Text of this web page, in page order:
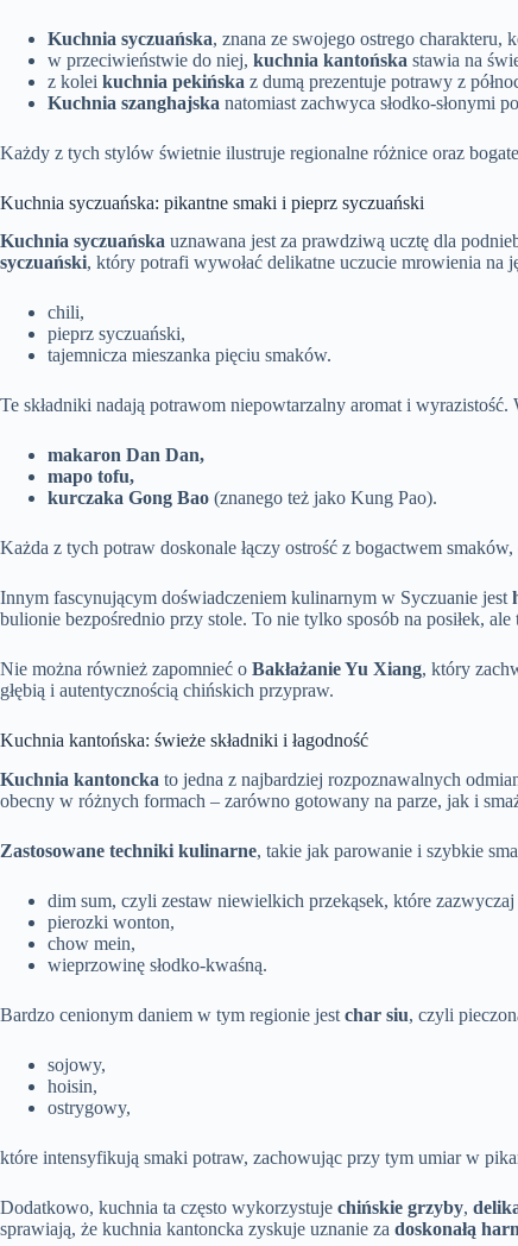
Kuchnia syczuańska, znana ze swojego ostrego charakteru,
w przeciwieństwie do niej, kuchnia kantońska stawia na
z kolei kuchnia pekińska z dumą prezentuje potrawy z
Kuchnia szanghajska natomiast zachwyca słodko-słonymi
Każdy z tych stylów świetnie ilustruje regionalne różnice oraz
Kuchnia syczuańska: pikantne smaki i pieprz syczuański
Kuchnia syczuańska uznawana jest za prawdziwą ucztę dla
syczuański, który potrafi wywołać delikatne uczucie mrowienia
chili,
pieprz syczuański,
tajemnicza mieszanka pięciu smaków.
Te składniki nadają potrawom niepowtarzalny aromat i
makaron Dan Dan,
mapo tofu,
kurczaka Gong Bao (znanego też jako Kung Pao).
Każda z tych potraw doskonale łączy ostrość z bogactwem
Innym fascynującym doświadczeniem kulinarnym w Syczuanie jest
bulionie bezpośrednio przy stole. To nie tylko sposób na posiłek, ale
Nie można również zapomnieć o Bakłażanie Yu Xiang, który
głębią i autentycznością chińskich przypraw.
Kuchnia kantońska: świeże składniki i łagodność
Kuchnia kantoncka to jedna z najbardziej rozpoznawalnych
obecny w różnych formach – zarówno gotowany na parze, jak i
Zastosowane techniki kulinarne, takie jak parowanie i szybkie
dim sum, czyli zestaw niewielkich przekąsek, które
pierozki wonton,
chow mein,
wieprzowinę słodko-kwaśną.
Bardzo cenionym daniem w tym regionie jest char siu, czyli
sojowy,
hoisin,
ostrygowy,
które intensyfikują smaki potraw, zachowując przy tym umiar w
Dodatkowo, kuchnia ta często wykorzystuje chińskie grzyby,
sprawiają, że kuchnia kantoncka zyskuje uznanie za doskonałą